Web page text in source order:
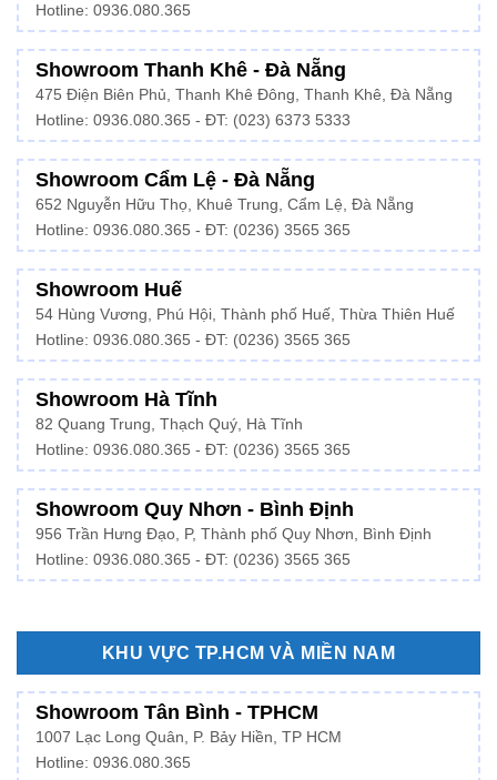
Hotline: 0936.080.365
Showroom Thanh Khê - Đà Nẵng
475 Điện Biên Phủ, Thanh Khê Đông, Thanh Khê, Đà Nẵng
Hotline: 0936.080.365 - ĐT: (023) 6373 5333
Showroom Cẩm Lệ - Đà Nẵng
652 Nguyễn Hữu Thọ, Khuê Trung, Cẩm Lệ, Đà Nẵng
Hotline: 0936.080.365 - ĐT: (0236) 3565 365
Showroom Huế
54 Hùng Vương, Phú Hội, Thành phố Huế, Thừa Thiên Huế
Hotline: 0936.080.365 - ĐT: (0236) 3565 365
Showroom Hà Tĩnh
82 Quang Trung, Thạch Quý, Hà Tĩnh
Hotline: 0936.080.365 - ĐT: (0236) 3565 365
Showroom Quy Nhơn - Bình Định
956 Trần Hưng Đạo, P, Thành phố Quy Nhơn, Bình Định
Hotline: 0936.080.365 - ĐT: (0236) 3565 365
KHU VỰC TP.HCM VÀ MIỀN NAM
Showroom Tân Bình - TPHCM
1007 Lạc Long Quân, P. Bảy Hiền, TP HCM
Hotline: 0936.080.365